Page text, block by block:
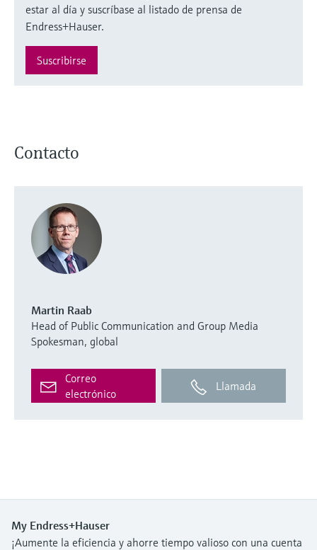
estar al día y suscríbase al listado de prensa de
Endress+Hauser.
Suscribirse
Contacto
Martin Raab
Head of Public Communication and Group Media
Spokesman, global
Correo
electrónico
Llamada
My Endress+Hauser
¡Aumente la eficiencia y ahorre tiempo valioso con una cuenta